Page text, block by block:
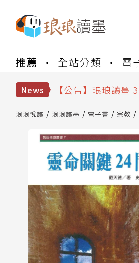
推薦 全站分類 電
News
【公告】琅琅讀墨
【公告】琅琅讀墨
【公告】琅琅讀墨
琅琅悅讀 琅琅讀墨 電子書 宗教